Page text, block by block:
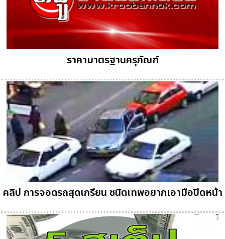
ราคามาตรฐานครุภัณฑ์
คลิป การจอดรถสุดเกรียน ชนิดเทพอยากเอามือปิดหน้า